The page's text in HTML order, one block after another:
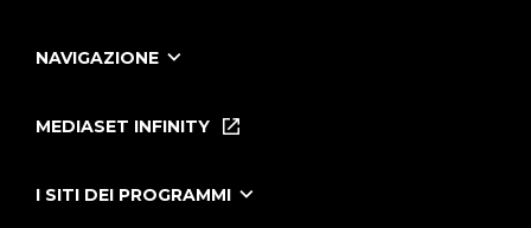
NAVIGAZIONE
Le Iene Presentano Inside
Tutti i servizi
MEDIASET INFINITY
I SITI DEI PROGRAMMI